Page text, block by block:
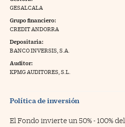
Trading
a Cinco Días
GESALCALA
Grupo financiero:
CREDIT ANDORRA
Depositaria:
BANCO INVERSIS, S.A.
Auditor:
KPMG AUDITORES, S.L.
Política de inversión
El Fondo invierte un 50% - 100%